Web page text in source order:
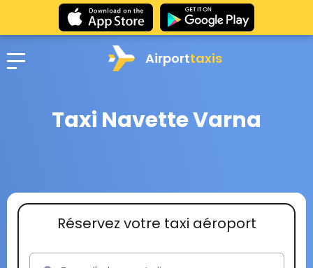
Airporttaxis
Taxi Navette Varna
Réservez votre taxi aéroport